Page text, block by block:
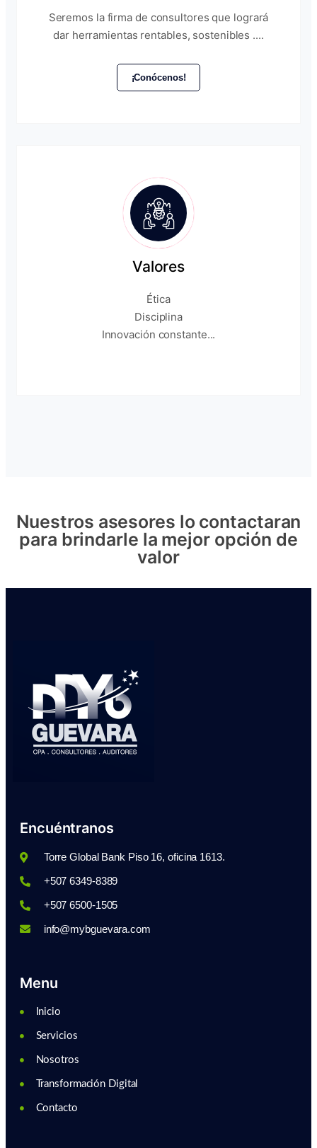
Seremos la firma de consultores que logrará
dar herramientas rentables, sostenibles ....
¡Conócenos!
Valores
Ética
Disciplina
Innovación constante...
Nuestros asesores lo contactaran
para brindarle la mejor opción de
valor
Encuéntranos
Torre Global Bank Piso 16, oficina 1613.
+507 6349-8389
+507 6500-1505
info@mybguevara.com
Menu
Inicio
Servicios
Nosotros
Transformación Digital
Contacto